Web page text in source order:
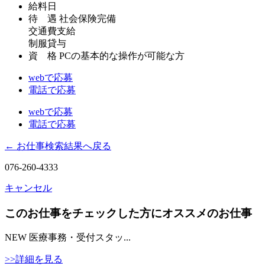
給料日
待 遇 社会保険完備
交通費支給
制服貸与
資 格 PCの基本的な操作が可能な方
webで応募
電話で応募
webで応募
電話で応募
← お仕事検索結果へ戻る
076-260-4333
キャンセル
このお仕事をチェックした方にオススメのお仕事
NEW 医療事務・受付スタッ...
>>詳細を見る